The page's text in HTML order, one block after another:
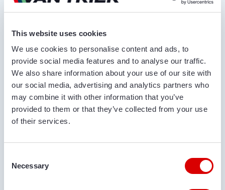
This website uses cookies
We use cookies to personalise content and ads, to
provide social media features and to analyse our traffic.
We also share information about your use of our site with
our social media, advertising and analytics partners who
may combine it with other information that you’ve
provided to them or that they’ve collected from your use
of their services.
Selection
Necessary
Vraag offerte aan
VOOR- EN ACHTERNAAM*
BEDRIJFSNAAM